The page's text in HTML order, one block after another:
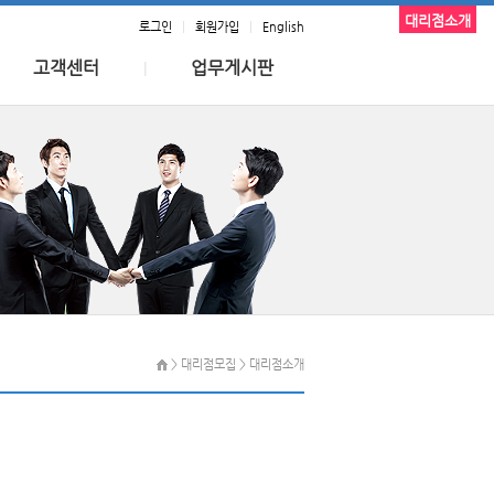
로그인 회원가입 English
고객센터 업무게시판
> 대리점모집 > 대리점소개
대리점소개